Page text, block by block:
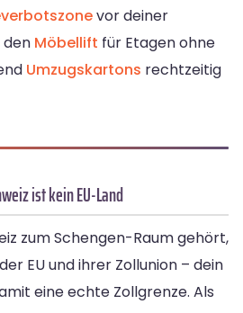
vor deiner
den Möbellift für Etagen ohne
Umzugskartons rechtzeitig
ist kein EU-Land
zum Schengen-Raum gehört,
EU und ihrer Zollunion – dein
eine echte Zollgrenze. Als